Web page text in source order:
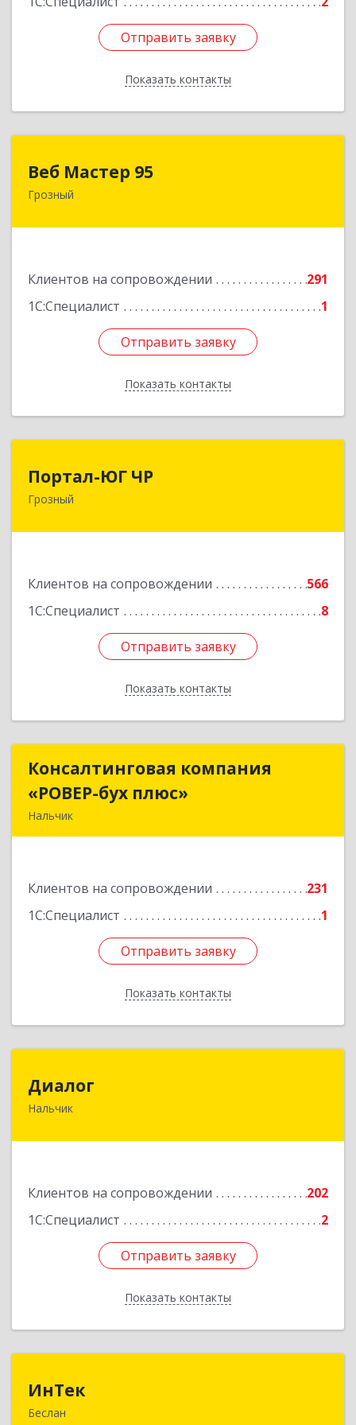
Отправить заявку
Показать контакты
Отправить заявку
Назад
Веб Мастер 95
Грозный
Клиентов на сопровождении
291
1С:Специалист
1
Отправить заявку
Показать контакты
Подробнее
Отправить заявку
Назад
Портал-ЮГ ЧР
Грозный
Клиентов на сопровождении
566
1С:Специалист
8
Отправить заявку
Показать контакты
364906, Чеченская Респ, Грозный г, Путина пр-
Отправить заявку
Назад
Консалтинговая компания
«РОВЕР-бух плюс»
Нальчик
Клиентов на сопровождении
231
1С:Специалист
1
Отправить заявку
Показать контакты
Консалтинговая компания
«РОВЕР-бух плюс»
Подробнее
Отправить заявку
Назад
Диалог
Нальчик
Клиентов на сопровождении
202
1С:Специалист
2
Отправить заявку
Показать контакты
360016, Кабардино-Балкарская Респ, Нальчик г,
Отправить заявку
Назад
ИнТек
Беслан